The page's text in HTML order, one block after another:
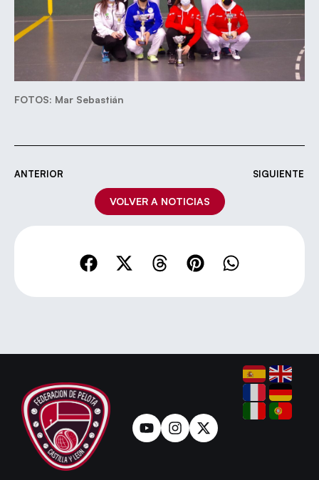
FOTOS: Mar Sebastián
ANTERIOR SIGUIENTE
VOLVER A NOTICIAS